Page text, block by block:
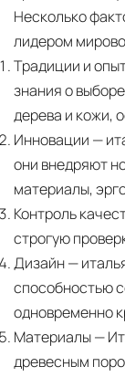
Несколько
лидером
Традиции и
знания о
дерева и кожи,
Инновации —
они внедряют
материалы,
Контроль
строгую
Дизайн—
способностью
одновременно
Материалы—
древесным